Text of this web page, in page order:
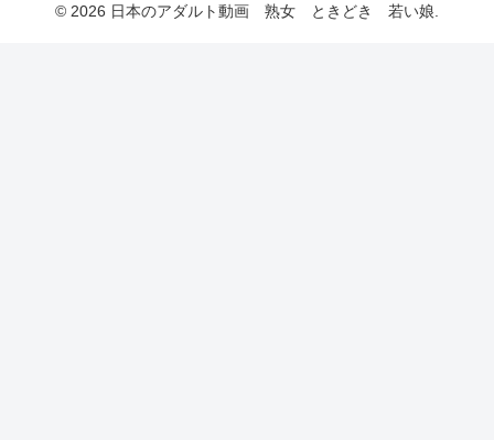
© 2026 日本のアダルト動画 熟女 ときどき 若い娘.